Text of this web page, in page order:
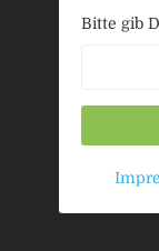
Bitte gib